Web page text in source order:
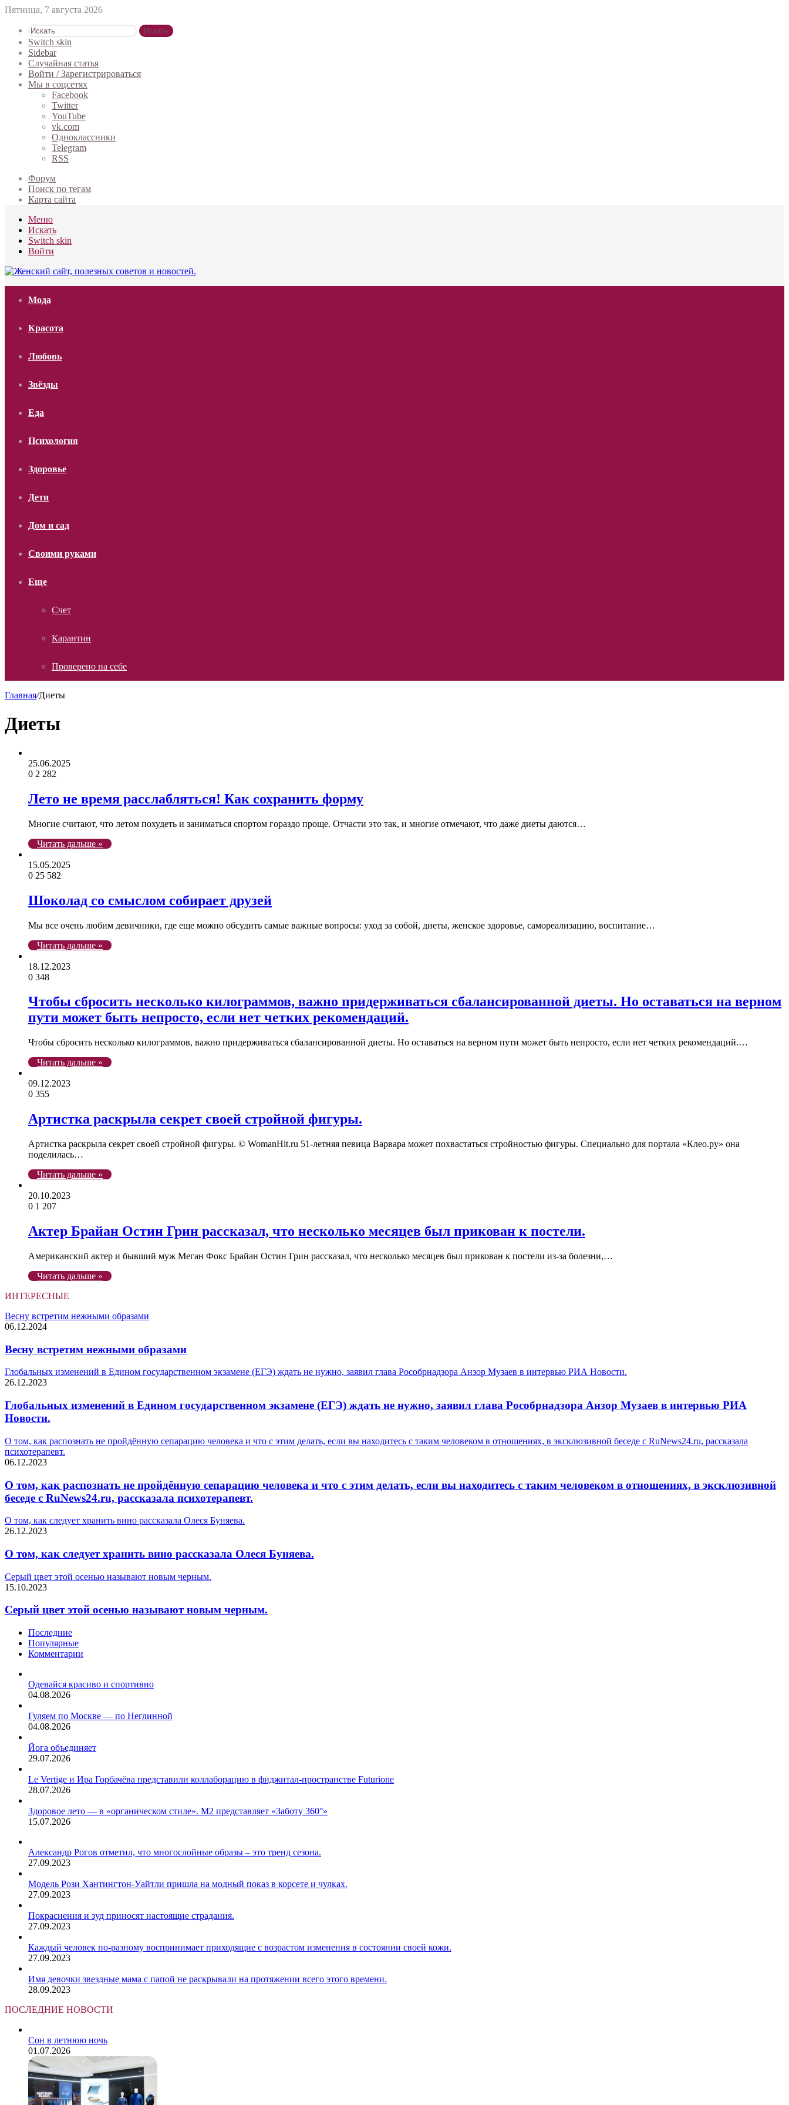
Пятница, 7 августа 2026
Искать
Switch skin
Sidebar
Случайная статья
Войти / Зарегистрироваться
Мы в соцсетях
Facebook
Twitter
YouTube
vk.com
Одноклассники
Telegram
RSS
Форум
Поиск по тегам
Карта сайта
Меню
Искать
Switch skin
Войти
Мода
Красота
Любовь
Звёзды
Еда
Психология
Здоровье
Дети
Дом и сад
Своими руками
Еще
Счет
Карантин
Проверено на себе
Главная/Диеты
Диеты
25.06.2025
0 2 282
Лето не время расслабляться! Как сохранить форму
Многие считают, что летом похудеть и заниматься спортом гораздо проще. Отчасти это так, и многие отмечают, что даже диеты даются…
Читать дальше »
15.05.2025
0 25 582
Шоколад со смыслом собирает друзей
Мы все очень любим девичники, где еще можно обсудить самые важные вопросы: уход за собой, диеты, женское здоровье, самореализацию, воспитание…
Читать дальше »
18.12.2023
0 348
Чтобы сбросить несколько килограммов, важно придерживаться сбалансированной диеты. Но оставаться на верном
пути может быть непросто, если нет четких рекомендаций.
Чтобы сбросить несколько килограммов, важно придерживаться сбалансированной диеты. Но оставаться на верном пути может быть непросто, если нет четких рекомендаций.…
Читать дальше »
09.12.2023
0 355
Артистка раскрыла секрет своей стройной фигуры.
Артистка раскрыла секрет своей стройной фигуры. © WomanHit.ru 51-летняя певица Варвара может похвастаться стройностью фигуры. Специально для портала «Клео.ру» она
поделилась…
Читать дальше »
20.10.2023
0 1 207
Актер Брайан Остин Грин рассказал, что несколько месяцев был прикован к постели.
Американский актер и бывший муж Меган Фокс Брайан Остин Грин рассказал, что несколько месяцев был прикован к постели из-за болезни,…
Читать дальше »
ИНТЕРЕСНЫЕ
Весну встретим нежными образами
06.12.2024
Весну встретим нежными образами
Глобальных изменений в Едином государственном экзамене (ЕГЭ) ждать не нужно, заявил глава Рособрнадзора Анзор Музаев в интервью РИА Новости.
26.12.2023
Глобальных изменений в Едином государственном экзамене (ЕГЭ) ждать не нужно, заявил глава Рособрнадзора Анзор Музаев в интервью РИА
Новости.
О том, как распознать не пройдённую сепарацию человека и что с этим делать, если вы находитесь с таким человеком в отношениях, в эксклюзивной беседе с RuNews24.ru, рассказала
психотерапевт.
06.12.2023
О том, как распознать не пройдённую сепарацию человека и что с этим делать, если вы находитесь с таким человеком в отношениях, в эксклюзивной
беседе с RuNews24.ru, рассказала психотерапевт.
О том, как следует хранить вино рассказала Олеся Буняева.
26.12.2023
О том, как следует хранить вино рассказала Олеся Буняева.
Серый цвет этой осенью называют новым черным.
15.10.2023
Серый цвет этой осенью называют новым черным.
Последние
Популярные
Комментарии
Одевайся красиво и спортивно
04.08.2026
Гуляем по Москве — по Неглинной
04.08.2026
Йога объединяет
29.07.2026
Le Vertige и Ира Горбачёва представили коллаборацию в фиджитал-пространстве Futurione
28.07.2026
Здоровое лето — в «органическом стиле». М2 представляет «Заботу 360°»
15.07.2026
Александр Рогов отметил, что многослойные образы – это тренд сезона.
27.09.2023
Модель Рози Хантингтон-Уайтли пришла на модный показ в корсете и чулках.
27.09.2023
Покраснения и зуд приносят настоящие страдания.
27.09.2023
Каждый человек по-разному воспринимает приходящие с возрастом изменения в состоянии своей кожи.
27.09.2023
Имя девочки звездные мама с папой не раскрывали на протяжении всего этого времени.
28.09.2023
ПОСЛЕДНИЕ НОВОСТИ
Сон в летнюю ночь
01.07.2026